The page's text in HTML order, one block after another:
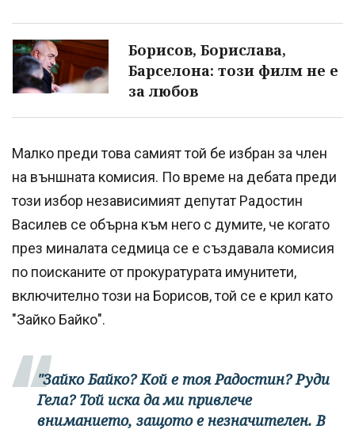
Борисов, Борислава,
Барселона: този филм не е
за любов
Малко преди това самият той бе избран за член
на външната комисия. По време на дебата преди
този избор независимият депутат Радостин
Василев се обърна към него с думите, че когато
през миналата седмица се е създавала комисия
по поисканите от прокуратурата имунитети,
включително този на Борисов, той се е крил като
"Зайко Байко".
"Зайко Байко? Кой е тоя Радостин? Руди
Гела? Той иска да ми привлече
вниманието, защото е незначителен. В